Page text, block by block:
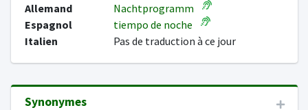
Allemand
Nachtprogramm
Espagnol
tiempo de noche
Italien
Pas de traduction à ce jour
Synonymes